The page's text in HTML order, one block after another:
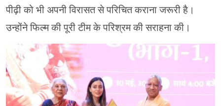
पीढ़ी को भी अपनी विरासत से परिचित कराना जरूरी है।
उन्होंने फिल्म की पूरी टीम के परिश्रम की सराहना की।